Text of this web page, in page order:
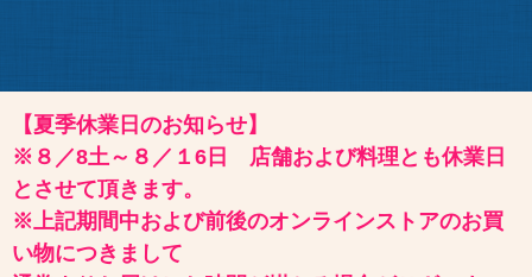
【夏季休業日のお知らせ】
※８／8土～８／１6日 店舗および料理とも休業日
とさせて頂きます。
※上記期間中および前後のオンラインストアのお買
い物につきまして